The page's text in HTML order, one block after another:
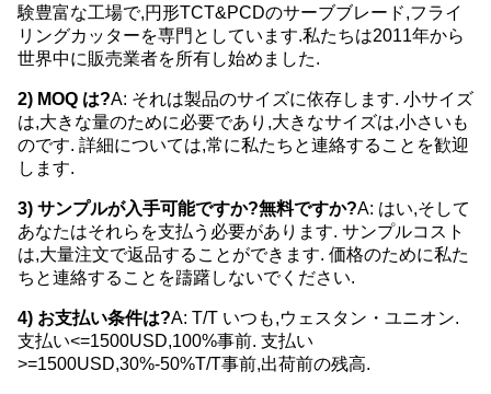
験豊富な工場で,円形TCT&PCDのサーブブレード,フライ
リングカッターを専門としています.私たちは2011年から
世界中に販売業者を所有し始めました.
2) MOQ は?A: それは製品のサイズに依存します. 小サイズ
は,大きな量のために必要であり,大きなサイズは,小さいも
のです. 詳細については,常に私たちと連絡することを歓迎
します.
3) サンプルが入手可能ですか?無料ですか?A: はい,そして
あなたはそれらを支払う必要があります. サンプルコスト
は,大量注文で返品することができます. 価格のために私た
ちと連絡することを躊躇しないでください.
4) お支払い条件は?A: T/T いつも,ウェスタン・ユニオン.
支払い<=1500USD,100%事前. 支払い
>=1500USD,30%-50%T/T事前,出荷前の残高.